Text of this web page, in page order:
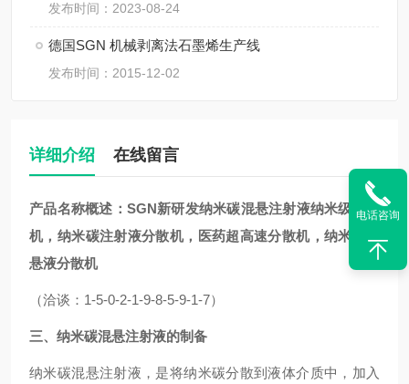
发布时间：2023-08-24
德国SGN 机械剥离法石墨烯生产线
发布时间：2015-12-02
详细介绍 在线留言
产品名称概述： SGN新研发纳米碳混悬注射液纳米级 分散
机，纳米碳注射液分散机，医药超高速分散机，纳米碳混
悬液分散机
（洽谈：1-5-0-2-1-9-8-5-9-1-7）
三、纳米碳混悬注射液的制备
纳米碳混悬注射液，是将纳米碳分散到液体介质中，加入
电话咨询